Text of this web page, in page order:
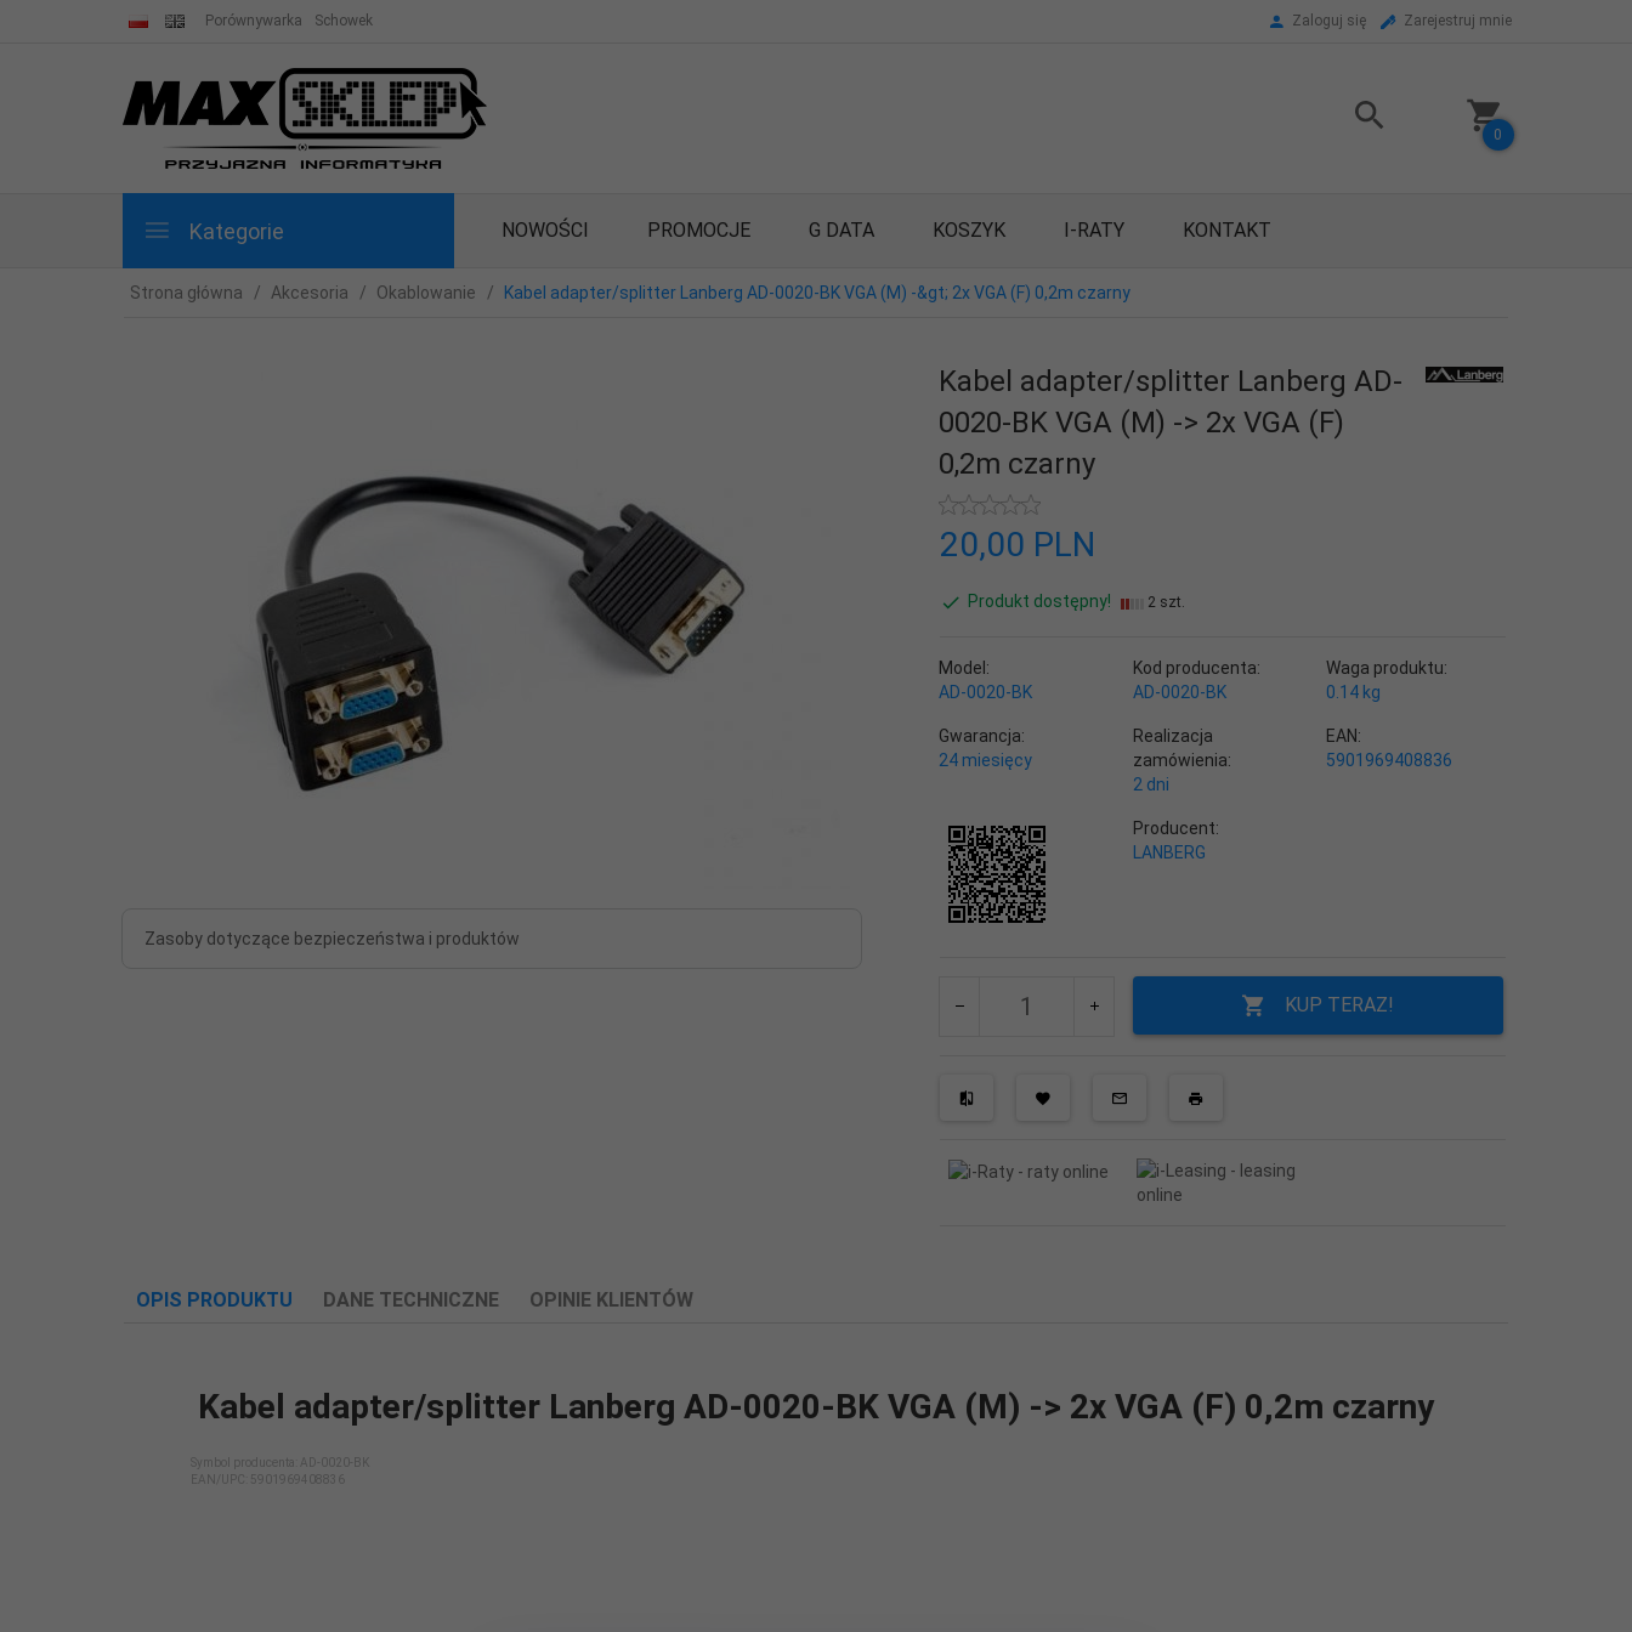
Porównywarka Schowek Zaloguj się Zarejestruj mnie
0
Kategorie NOWOŚCI PROMOCJE G DATA KOSZYK I-RATY KONTAKT
Strona główna Akcesoria Okablowanie Kabel adapter/splitter Lanberg AD-0020-BK VGA (M) -&gt; 2x VGA (F) 0,2m czarny
Zasoby dotyczące bezpieczeństwa i produktów
Kabel adapter/splitter Lanberg AD-
0020-BK VGA (M) -> 2x VGA (F)
0,2m czarny
20,00 PLN
Produkt dostępny! 2 szt.
Model:
AD-0020-BK
Kod producenta:
AD-0020-BK
Waga produktu:
0.14 kg
Gwarancja:
24 miesięcy
Realizacja
zamówienia:
2 dni
EAN:
5901969408836
Producent:
LANBERG
KUP TERAZ!
OPIS PRODUKTU DANE TECHNICZNE OPINIE KLIENTÓW
Kabel adapter/splitter Lanberg AD-0020-BK VGA (M) -> 2x VGA (F) 0,2m czarny
Symbol producenta: AD-0020-BK
EAN/UPC: 5901969408836
Długość
kabla:
0.20 m